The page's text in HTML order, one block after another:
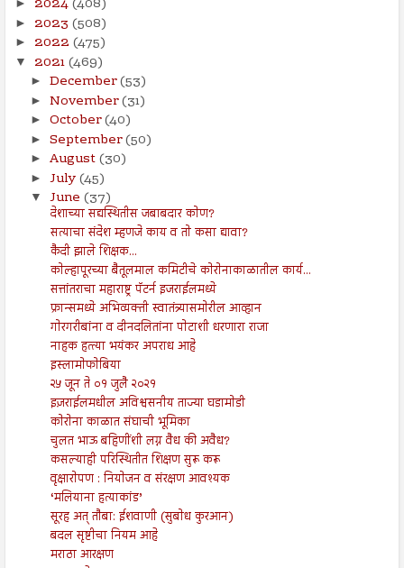
2024(408)
► 2023 (508)
► 2022 (475)
▼ 2021(469)
► December(53)
► November(31)
► October(40)
► September(50)
► August(30)
► July(45)
▼ June (37)
देशाच्या सद्यस्थितीस जबाबदार कोण?
सत्याचा संदेश म्हणजे काय व तो कसा द्यावा?
कैदी झाले शिक्षक...
कोल्हापूरच्या बैतूलमाल कमिटीचे कोरोनाकाळातील कार्य...
सत्तांतराचा महाराष्ट्र पॅटर्न इजराईलमध्ये
फ्रान्समध्ये अभिव्यक्ती स्वातंत्र्यासमोरील आव्हान
गोरगरीबांना व दीनदलितांना पोटाशी धरणारा राजा
नाहक हत्त्या भयंकर अपराध आहे
इस्लामोफोबिया
२५ जून ते ०१ जुलै २०२१
इज़राईलमधील अविश्वसनीय ताज्या घडामोडी
कोरोना काळात संघाची भूमिका
चुलत भाऊ बहिणींशी लग्न वैध की अवैध?
कसल्याही परिस्थितीत शिक्षण सुरू करू
वृक्षारोपण : नियोजन व संरक्षण आवश्यक
‘मलियाना हत्याकांड’
सूरह अत् तौबा: ईशवाणी (सुबोध कुरआन)
बदल सृष्टीचा नियम आहे
मराठा आरक्षण